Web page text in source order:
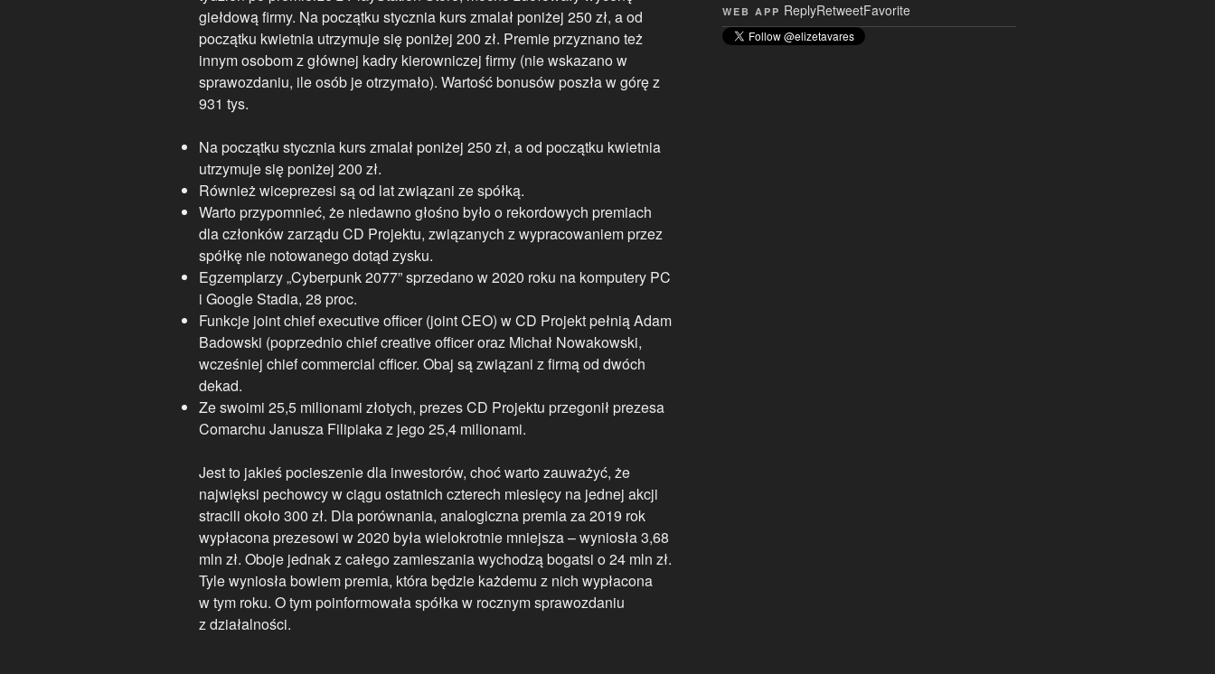
giełdową firmy. Na początku stycznia kurs zmalał poniżej 250 zł, a od
początku kwietnia utrzymuje się poniżej 200 zł. Premie przyznano też
innym osobom z głównej kadry kierowniczej firmy (nie wskazano w
sprawozdaniu, ile osób je otrzymało). Wartość bonusów poszła w górę z
931 tys.
Na początku stycznia kurs zmalał poniżej 250 zł, a od początku kwietnia
utrzymuje się poniżej 200 zł.
Również wiceprezesi są od lat związani ze spółką.
Warto przypomnieć, że niedawno głośno było o rekordowych premiach
dla członków zarządu CD Projektu, związanych z wypracowaniem przez
spółkę nie notowanego dotąd zysku.
Egzemplarzy „Cyberpunk 2077” sprzedano w 2020 roku na komputery PC
i Google Stadia, 28 proc.
Funkcje joint chief executive officer (joint CEO) w CD Projekt pełnią Adam
Badowski (poprzednio chief creative officer oraz Michał Nowakowski,
wcześniej chief commercial cfficer. Obaj są związani z firmą od dwóch
dekad.
Ze swoimi 25,5 milionami złotych, prezes CD Projektu przegonił prezesa
Comarchu Janusza Filipiaka z jego 25,4 milionami.
Jest to jakieś pocieszenie dla inwestorów, choć warto zauważyć, że
najwięksi pechowcy w ciągu ostatnich czterech miesięcy na jednej akcji
stracili około 300 zł. Dla porównania, analogiczna premia za 2019 rok
wypłacona prezesowi w 2020 była wielokrotnie mniejsza – wyniosła 3,68
mln zł. Oboje jednak z całego zamieszania wychodzą bogatsi o 24 mln zł.
Tyle wyniosła bowiem premia, która będzie każdemu z nich wypłacona
w tym roku. O tym poinformowała spółka w rocznym sprawozdaniu
z działalności.
WEB APP ReplyRetweetFavorite